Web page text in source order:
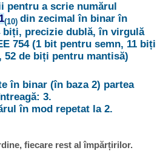
pentru a scrie numărul
(10) din zecimal în binar în
biți, precizie dublă, în virgulă
754 (1 bit pentru semn, 11 biți
52 de biți pentru mantisă)
în binar (în baza 2) partea
3.
în mod repetat la 2.
fiecare rest al împărțirilor.